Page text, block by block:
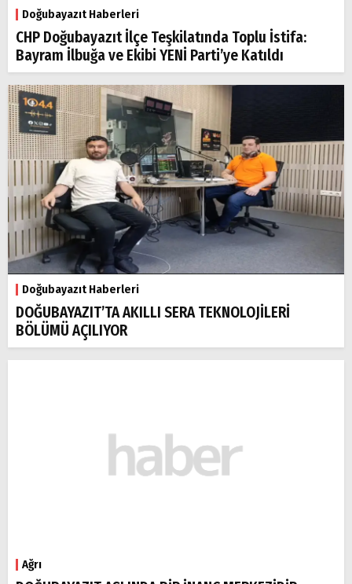
Doğubayazıt Haberleri
CHP Doğubayazıt İlçe Teşkilatında Toplu İstifa:
Bayram İlbuğa ve Ekibi YENİ Parti’ye Katıldı
Doğubayazıt Haberleri
DOĞUBAYAZIT’TA AKILLI SERA TEKNOLOJİLERİ
BÖLÜMÜ AÇILIYOR
Ağrı